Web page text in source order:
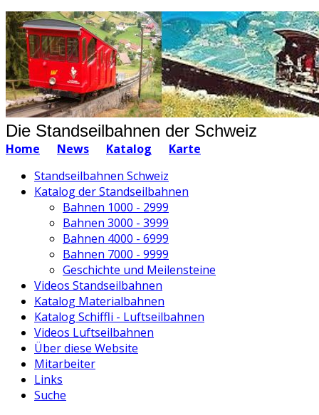
Die Standseilbahnen der Schweiz
Home News Katalog
Karte
Standseilbahnen Schweiz
Katalog der Standseilbahnen
Bahnen 1000 - 2999
Bahnen 3000 - 3999
Bahnen 4000 - 6999
Bahnen 7000 - 9999
Geschichte und Meilensteine
Videos Standseilbahnen
Katalog Materialbahnen
Katalog Schiffli - Luftseilbahnen
Videos Luftseilbahnen
Über diese Website
Mitarbeiter
Links
Suche